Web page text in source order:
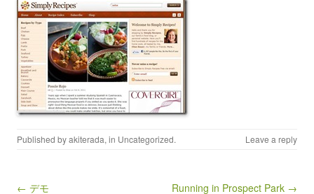
Published byakiterada, in Uncategorized. Leave a reply
Post navigation
← デモ Running in Prospect Park →